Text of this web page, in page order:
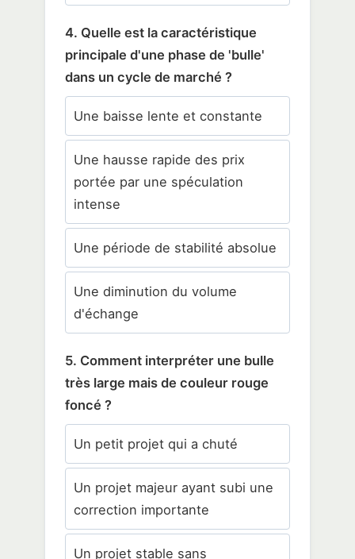
4. Quelle est la caractéristique
principale d'une phase de 'bulle'
dans un cycle de marché ?
Une baisse lente et constante
Une hausse rapide des prix
portée par une spéculation
intense
Une période de stabilité absolue
Une diminution du volume
d'échange
5. Comment interpréter une bulle
très large mais de couleur rouge
foncé ?
Un petit projet qui a chuté
Un projet majeur ayant subi une
correction importante
Un projet stable sans